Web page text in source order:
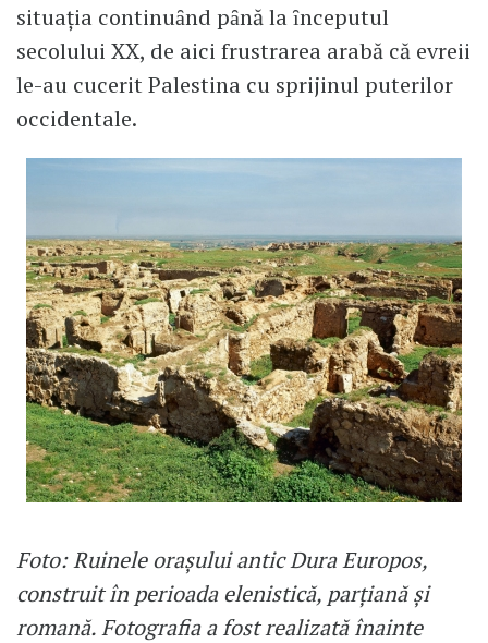
situaţia continuȃnd pȃnă la ȋnceputul
secolului XX, de aici frustrarea arabă că evreii
le-au cucerit Palestina cu sprijinul puterilor
occidentale.
Foto: Ruinele orașului antic Dura Europos,
construit în perioada elenistică, parțiană și
romană. Fotografia a fost realizată înainte